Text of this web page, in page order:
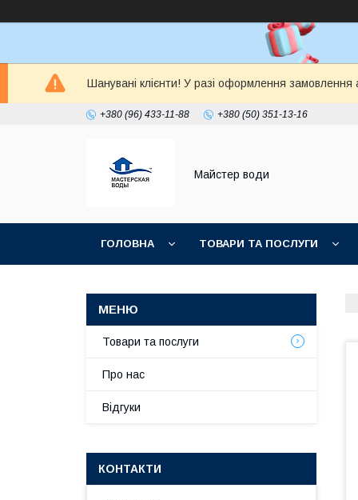
Шанувані клієнти! У разі оформлення замовлення
+380 (96) 433-11-88 +380 (50) 351-13-16
Майстер води
ГОЛОВНА ТОВАРИ ТА ПОСЛУГИ
Товари та послуги
Про нас
Відгуки
КОНТАКТИ